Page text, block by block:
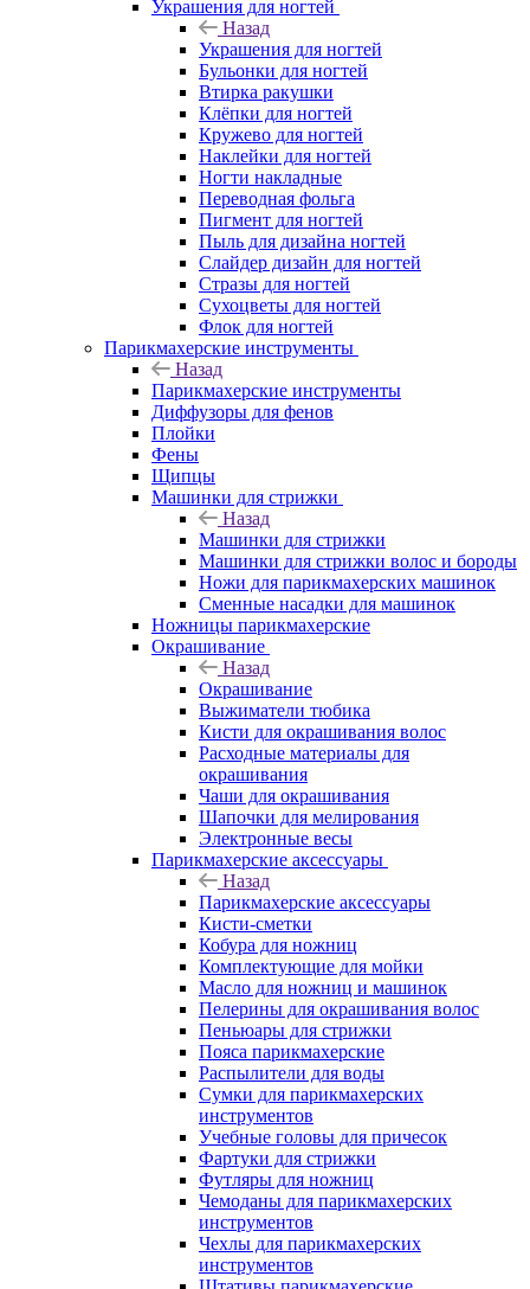
Украшения для ногтей
Назад
Украшения для ногтей
Бульонки для ногтей
Втирка ракушки
Клёпки для ногтей
Кружево для ногтей
Наклейки для ногтей
Ногти накладные
Переводная фольга
Пигмент для ногтей
Пыль для дизайна ногтей
Слайдер дизайн для ногтей
Стразы для ногтей
Сухоцветы для ногтей
Флок для ногтей
Парикмахерские инструменты
Назад
Парикмахерские инструменты
Диффузоры для фенов
Плойки
Фены
Щипцы
Машинки для стрижки
Назад
Машинки для стрижки
Машинки для стрижки волос и бороды
Ножи для парикмахерских машинок
Сменные насадки для машинок
Ножницы парикмахерские
Окрашивание
Назад
Окрашивание
Выжиматели тюбика
Кисти для окрашивания волос
Расходные материалы для
окрашивания
Чаши для окрашивания
Шапочки для мелирования
Электронные весы
Парикмахерские аксессуары
Назад
Парикмахерские аксессуары
Кисти-сметки
Кобура для ножниц
Комплектующие для мойки
Масло для ножниц и машинок
Пелерины для окрашивания волос
Пеньюары для стрижки
Пояса парикмахерские
Распылители для воды
Сумки для парикмахерских
инструментов
Учебные головы для причесок
Фартуки для стрижки
Футляры для ножниц
Чемоданы для парикмахерских
инструментов
Чехлы для парикмахерских
инструментов